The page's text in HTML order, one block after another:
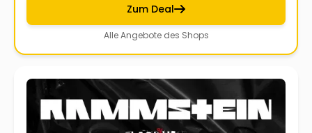
Zum Deal
Alle Angebote des Shops